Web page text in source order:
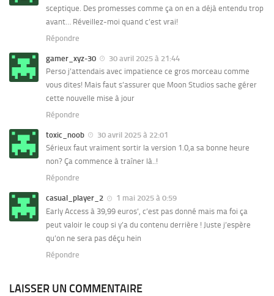
sceptique. Des promesses comme ça on en a déjà entendu trop
avant… Réveillez-moi quand c’est vrai!
Répondre
gamer_xyz-30
30 avril 2025 à 21:44
Perso j’attendais avec impatience ce gros morceau comme
vous dites! Mais faut s’assurer que Moon Studios sache gérer
cette nouvelle mise à jour
Répondre
toxic_noob
30 avril 2025 à 22:01
Sérieux faut vraiment sortir la version 1.0,a sa bonne heure
non? Ça commence à traîner là..!
Répondre
casual_player_2
1 mai 2025 à 0:59
Early Access à 39,99 euros’, c’est pas donné mais ma foi ça
peut valoir le coup si y’a du contenu derrière ! Juste j’espère
qu’on ne sera pas déçu hein
Répondre
LAISSER UN COMMENTAIRE